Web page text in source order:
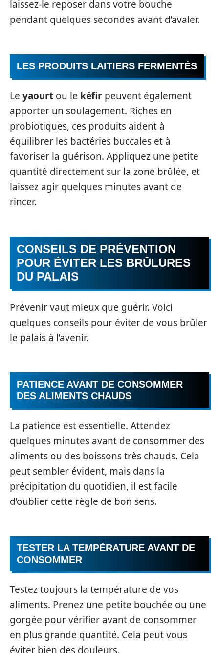
laissez-le reposer dans votre bouche
pendant quelques secondes avant d’avaler.
LES PRODUITS LAITIERS FERMENTÉS
Le yaourt ou le kéfir peuvent également
apporter un soulagement. Riches en
probiotiques, ces produits aident à
équilibrer les bactéries buccales et à
favoriser la guérison. Appliquez une petite
quantité directement sur la zone brûlée, et
laissez agir quelques minutes avant de
rincer.
CONSEILS DE PRÉVENTION
POUR ÉVITER LES BRÛLURES
DU PALAIS
Prévenir vaut mieux que guérir. Voici
quelques conseils pour éviter de vous brûler
le palais à l’avenir.
PATIENCE AVANT DE CONSOMMER
DES ALIMENTS CHAUDS
La patience est essentielle. Attendez
quelques minutes avant de consommer des
aliments ou des boissons très chauds. Cela
peut sembler évident, mais dans la
précipitation du quotidien, il est facile
d’oublier cette règle de bon sens.
TESTER LA TEMPÉRATURE AVANT DE
CONSOMMER
Testez toujours la température de vos
aliments. Prenez une petite bouchée ou une
gorgée pour vérifier avant de consommer
en plus grande quantité. Cela peut vous
éviter bien des douleurs.